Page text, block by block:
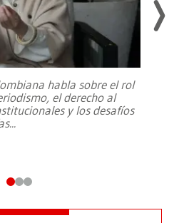
habla sobre el rol
el derecho al
y los desafíos
...